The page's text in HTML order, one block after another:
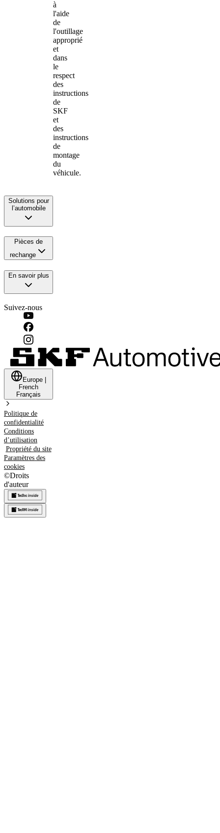
à
l'aide
de
l'outillage
approprié
et
dans
le
respect
des
instructions
de
SKF
et
des
instructions
de
montage
du
véhicule.
Solutions pour
l’automobile
Pièces de
rechange
En savoir plus
Suivez-nous
Europe
French
Français
Politique de
confidentialité
Conditions
d’utilisation
Propriété du site
Paramètres des
cookies
©Droits
d'auteur